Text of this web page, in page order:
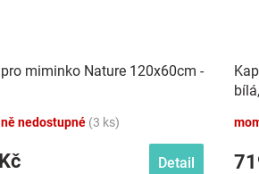
miminko Nature 120x60cm -
nedostupné (3 ks)
Detail